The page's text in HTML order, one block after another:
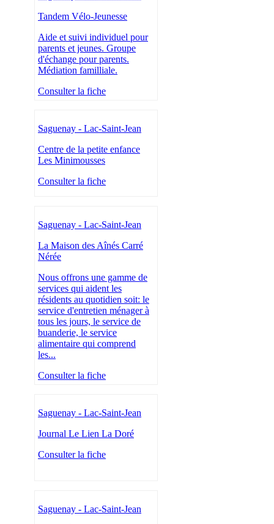
Tandem Vélo-Jeunesse
Aide et suivi individuel pour
parents et jeunes. Groupe
d'échange pour parents.
Médiation familliale.
Consulter la fiche
Saguenay - Lac-Saint-Jean
Centre de la petite enfance
Les Minimousses
Consulter la fiche
Saguenay - Lac-Saint-Jean
La Maison des Aînés Carré
Nérée
Nous offrons une gamme de
services qui aident les
résidents au quotidien soit: le
service d'entretien ménager à
tous les jours, le service de
buanderie, le service
alimentaire qui comprend
les...
Consulter la fiche
Saguenay - Lac-Saint-Jean
Journal Le Lien La Doré
Consulter la fiche
Saguenay - Lac-Saint-Jean